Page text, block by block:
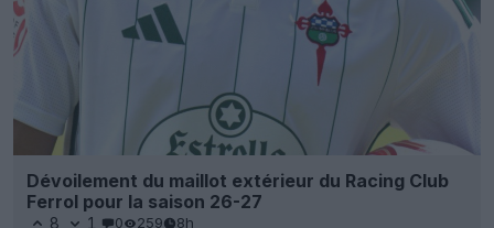
Dévoilement du maillot extérieur du Racing Club
Ferrol pour la saison 26-27
8 1 0 259 8h